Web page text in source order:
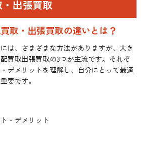
出張買取
取・出張買取の違いとは？
は、さまざまな方法がありますが、大き
買取出張買取の3つが主流です。それぞ
デメリットを理解し、自分にとって最適
要です。
・デメリット